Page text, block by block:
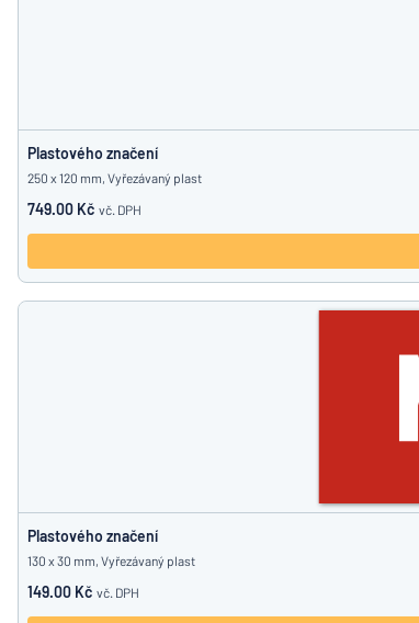
Plastového značení
250 x 120 mm, Vyřezávaný plast
749.00 Kč vč. DPH
Plastového značení
130 x 30 mm, Vyřezávaný plast
149.00 Kč vč. DPH